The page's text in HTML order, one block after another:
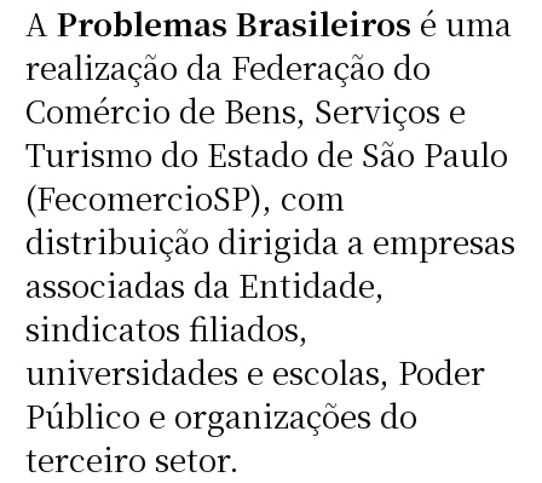
A Problemas Brasileiros é uma
realização da Federação do
Comércio de Bens, Serviços e
Turismo do Estado de São Paulo
(FecomercioSP), com
distribuição dirigida a empresas
associadas da Entidade,
sindicatos filiados,
universidades e escolas, Poder
Público e organizações do
terceiro setor.